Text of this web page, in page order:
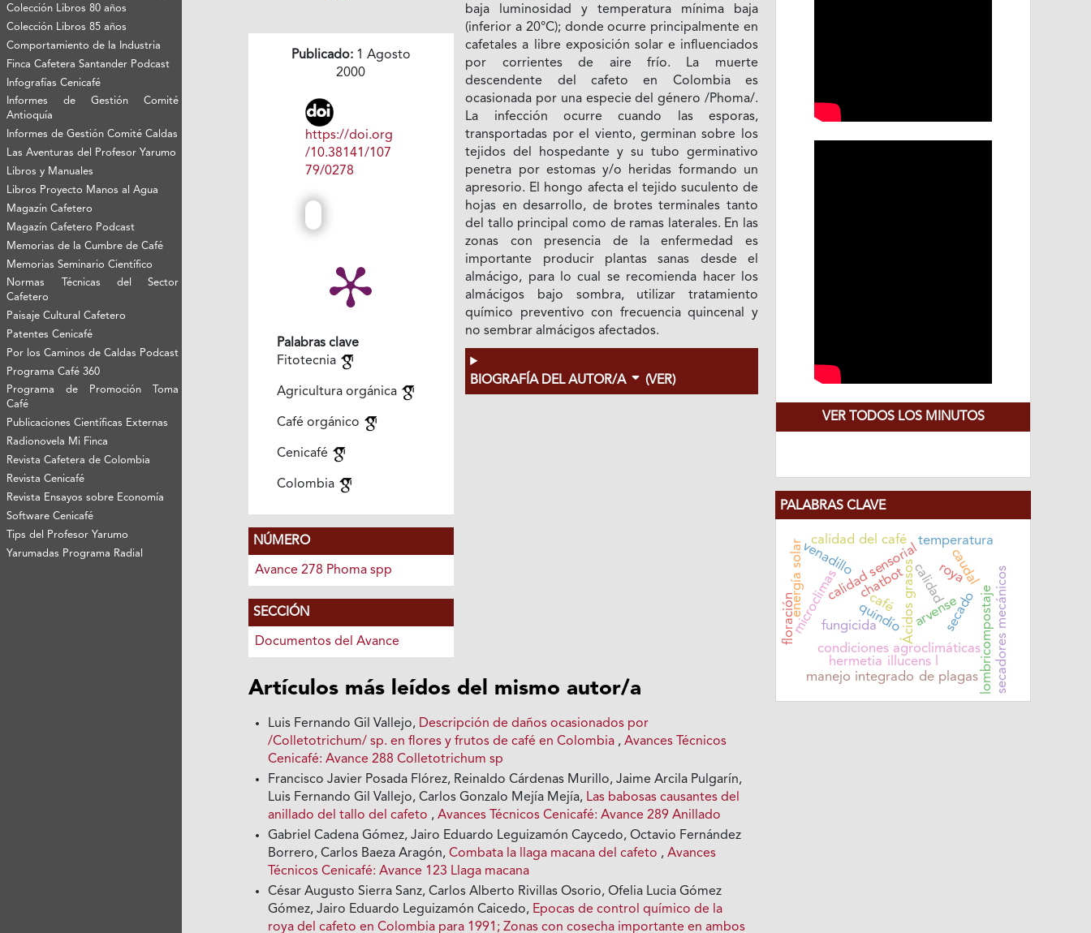
Colección Libros 80 años
Colección Libros 85 años
Comportamiento de la Industria
Finca Cafetera Santander Podcast
Infografías Cenicafé
Informes de Gestión Comité
Antioquía
Informes de Gestión Comité Caldas
Las Aventuras del Profesor Yarumo
Libros y Manuales
Libros Proyecto Manos al Agua
Magazín Cafetero
Magazín Cafetero Podcast
Memorias de la Cumbre de Café
Memorias Seminario Científico
Normas Técnicas del Sector
Cafetero
Paisaje Cultural Cafetero
Patentes Cenicafé
Por los Caminos de Caldas Podcast
Programa Café 360
Programa de Promoción Toma
Café
Publicaciones Científicas Externas
Radionovela Mi Finca
Revista Cafetera de Colombia
Revista Cenicafé
Revista Ensayos sobre Economía
Software Cenicafé
Tips del Profesor Yarumo
Yarumadas Programa Radial
Publicado:1 Agosto
2000
https://doi.org
/10.38141/107
79/0278
Palabras clave
Fitotecnia
Agricultura orgánica
Café orgánico
Cenicafé
Colombia
NÚMERO
Avance 278 Phoma spp
SECCIÓN
Documentos del Avance
baja luminosidad y temperatura mínima baja
(inferior a 20°C); donde ocurre principalmente en
cafetales a libre exposición solar e influenciados
por corrientes de aire frío. La muerte
descendente del cafeto en Colombia es
ocasionada por una especie del género /Phoma/.
La infección ocurre cuando las esporas,
transportadas por el viento, germinan sobre los
tejidos del hospedante y su tubo germinativo
penetra por estomas y/o heridas formando un
apresorio. El hongo afecta el tejido suculento de
hojas en desarrollo, de brotes terminales tanto
del tallo principal como de ramas laterales. En las
zonas con presencia de la enfermedad es
importante producir plantas sanas desde el
almácigo, para lo cual se recomienda hacer los
almácigos bajo sombra, utilizar tratamiento
químico preventivo con frecuencia quincenal y
no sembrar almácigos afectados.
BIOGRAFÍA DEL AUTOR/A (VER)
Artículos más leídos del mismo autor/a
Luis Fernando Gil Vallejo, Descripción de daños ocasionados por
/Colletotrichum/ sp. en flores y frutos de café en Colombia ,Avances Técnicos
Cenicafé: Avance 288 Colletotrichum sp
Francisco Javier Posada Flórez, Reinaldo Cárdenas Murillo, Jaime Arcila Pulgarín,
Luis Fernando Gil Vallejo, Carlos Gonzalo Mejía Mejía, Las babosas causantes del
anillado del tallo del cafeto ,Avances Técnicos Cenicafé: Avance 289 Anillado
Gabriel Cadena Gómez, Jairo Eduardo Leguizamón Caycedo, Octavio Fernández
Borrero, Carlos Baeza Aragón,Combata la llaga macana del cafeto ,Avances
Técnicos Cenicafé: Avance 123 Llaga macana
César Augusto Sierra Sanz, Carlos Alberto Rivillas Osorio, Ofelia Lucia Gómez
Gómez, Jairo Eduardo Leguizamón Caicedo, Epocas de control químico de la
roya del cafeto en Colombia para 1991; Zonas con cosecha importante en ambos
VER TODOS LOS MINUTOS
PALABRAS CLAVE
Ácidos grasos
condiciones agroclimáticas
calidad sensorial
quindío
hermetia illucens l lombricompostaje
roya
fungicida
chatbot
microclimas café arvense
venadillo
secadores mecánicos
calidadcaudal
manejo integrado de plagas
calidad del café
energía solar
floración secado
temperatura